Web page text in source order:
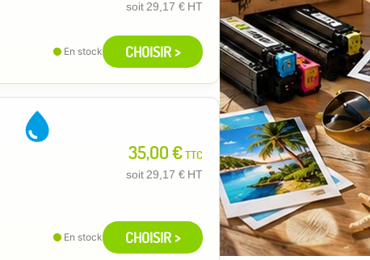
soit 29,17 € HT
En stock CHOISIR >
35,00 €TTC
soit 29,17 € HT
En stock CHOISIR >